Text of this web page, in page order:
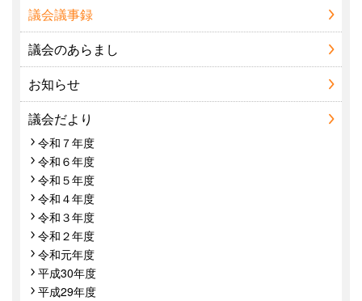
議会議事録
議会のあらまし
お知らせ
議会だより
令和７年度
令和６年度
令和５年度
令和４年度
令和３年度
令和２年度
令和元年度
平成30年度
平成29年度